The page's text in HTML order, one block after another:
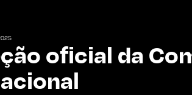
oficial da